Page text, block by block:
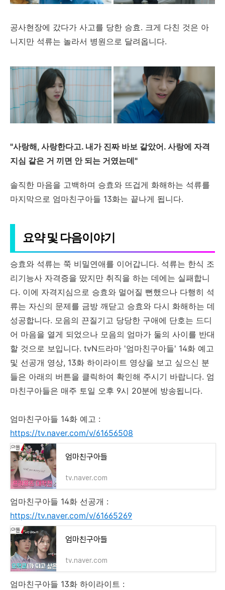
공사현장에 갔다가 사고를 당한 승효. 크게 다친 것은 아
니지만 석류는 놀라서 병원으로 달려옵니다.
"사랑해, 사랑한다고. 내가 진짜 바보 같았어. 사랑에 자격
지심 같은 거 끼면 안 되는 거였는데"
솔직한 마음을 고백하며 승효와 뜨겁게 화해하는 석류를
마지막으로 엄마친구아들 13화는 끝나게 됩니다.
요약 및 다음이야기
승효와 석류는 쭉 비밀연애를 이어갑니다. 석류는 한식 조
리기능사 자격증을 땄지만 취직을 하는 데에는 실패합니
다. 이에 자격지심으로 승효와 멀어질 뻔했으나 다행히 석
류는 자신의 문제를 금방 깨닫고 승효와 다시 화해하는 데
성공합니다. 모음의 끈질기고 당당한 구애에 단호는 드디
어 마음을 열게 되었으나 모음의 엄마가 둘의 사이를 반대
할 것으로 보입니다. tvN드라마 '엄마친구아들' 14화 예고
및 선공개 영상, 13화 하이라이트 영상을 보고 싶으신 분
들은 아래의 버튼을 클릭하여 확인해 주시기 바랍니다. 엄
마친구아들은 매주 토일 오후 9시 20분에 방송됩니다.
엄마친구아들 14화 예고 :
https://tv.naver.com/v/61656508
엄마친구아들
tv.naver.com
엄마친구아들 14화 선공개 :
https://tv.naver.com/v/61665269
엄마친구아들
tv.naver.com
엄마친구아들 13화 하이라이트 :